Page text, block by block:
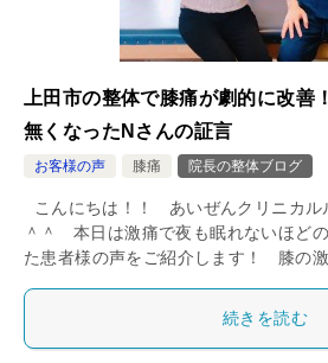
上田市の整体で膝痛が劇的に改善
無くなったNさんの証言
お客様の声 膝痛 院長の整体ブログ
こんにちは！！ あいぜんクリニカル
＾＾ 本日は激痛で夜も眠れないほど
た患者様の声をご紹介します！ 膝の
続きを読む